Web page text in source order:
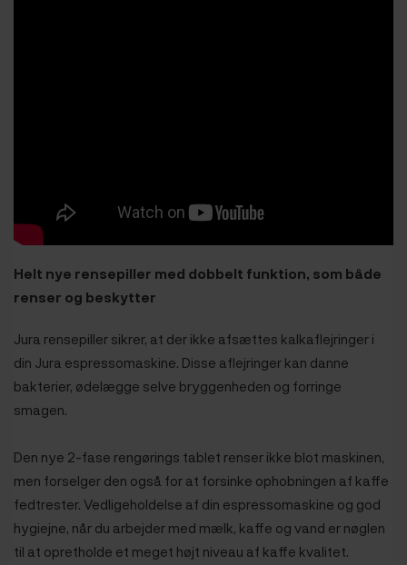
Helt nye rensepiller med dobbelt funktion, som både
renser og beskytter
Jura rensepiller sikrer, at der ikke afsættes kalkaflejringer i
din Jura espressomaskine. Disse aflejringer kan danne
bakterier, ødelægge selve bryggenheden og forringe
smagen.
Den nye 2-fase rengørings tablet renser ikke blot maskinen,
men forselger den også for at forsinke ophobningen af kaffe
fedtrester. Vedligeholdelse af din espressomaskine og god
hygiejne, når du arbejder med mælk, kaffe og vand er nøglen
til at opretholde et meget højt niveau af kaffe kvalitet.